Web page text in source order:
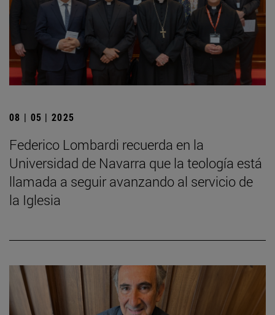
08 | 05 | 2025
Federico Lombardi recuerda en la
Universidad de Navarra que la teología está
llamada a seguir avanzando al servicio de
la Iglesia